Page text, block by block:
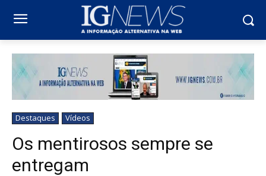
Destaques Vídeos
Os mentirosos sempre se
entregam